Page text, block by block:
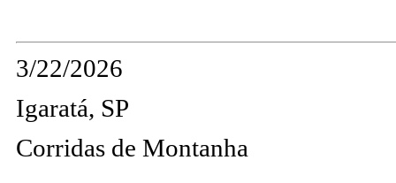
3/22/2026
Igaratá, SP
Corridas de Montanha